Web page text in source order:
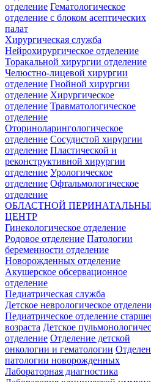
отделение Гематологическое
отделение c блоком асептических
палат
Хирургическая служба
Нейрохирургическое отделение
Торакальной хирургии отделение
Челюстно-лицевой хирургии
отделение Гнойной хирургии
отделение Хирургическое
отделение Травматологическое
отделение
Оториноларингологическое
отделение Сосудистой хирургии
отделение Пластической и
реконструктивной хирургии
отделение Урологическое
отделение Офтальмологическое
отделение
ОБЛАСТНОЙ
ЦЕНТР
Гинекологическое отделение
Родовое отделение Патологии
беременности отделение
Новорожденных отделение
Акушерское обсервационное
отделение
Педиатрическая служба
Детское неврологическое
Педиатрическое отделение
возраста Детское
отделение Отделение детской
онкологии и гематологии
патологии новорожденных
Лабораторная диагностика